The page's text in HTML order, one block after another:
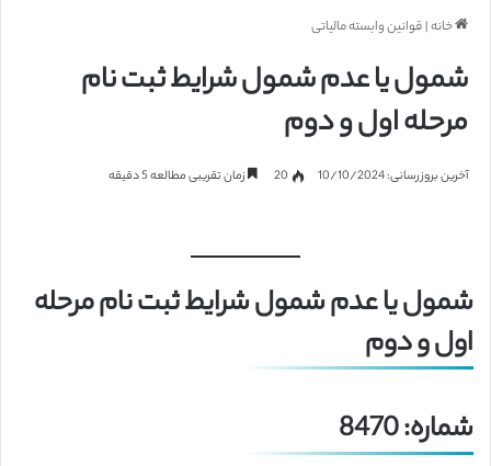
خانه|قوانین وابسته مالیاتی
شمول یا عدم شمول شرایط ثبت نام
مرحله اول و دوم
آخرین بروزرسانی: 10/10/2024 20 زمان تقریبی مطالعه 5 دقیقه
شمول یا عدم شمول شرایط ثبت نام مرحله
اول و دوم
شماره: 8470